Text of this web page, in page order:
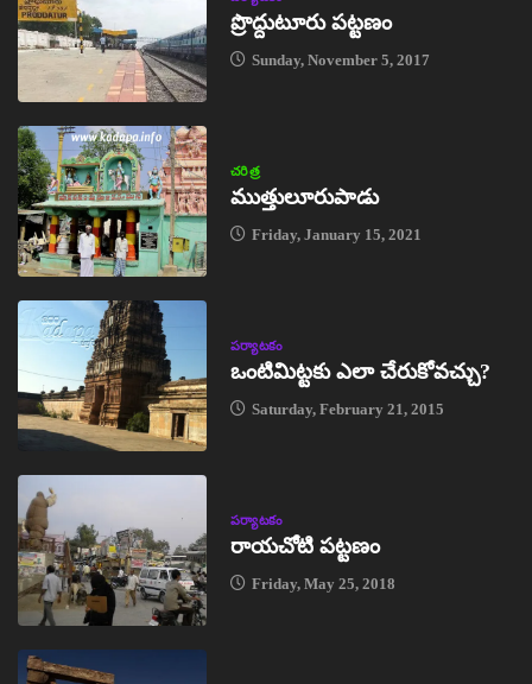
ప్రొద్దుటూరు పట్టణం
Sunday, November 5, 2017
చరిత్ర
ముత్తులూరుపాడు
Friday, January 15, 2021
పర్యాటకం
ఒంటిమిట్టకు ఎలా చేరుకోవచ్చు?
Saturday, February 21, 2015
పర్యాటకం
రాయచోటి పట్టణం
Friday, May 25, 2018